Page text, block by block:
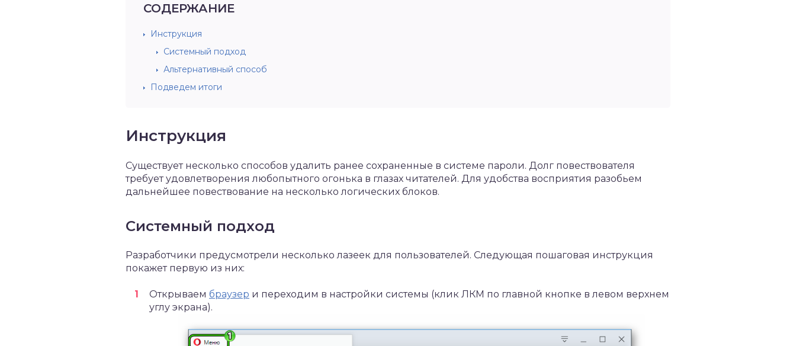
СОДЕРЖАНИЕ
Инструкция
Системный подход
Альтернативный способ
Подведем итоги
Инструкция
Существует несколько способов удалить ранее сохраненные в системе пароли. Долг повествователя
требует удовлетворения любопытного огонька в глазах читателей. Для удобства восприятия разобьем
дальнейшее повествование на несколько логических блоков.
Системный подход
Разработчики предусмотрели несколько лазеек для пользователей. Следующая пошаговая инструкция
покажет первую из них:
Открываем браузер и переходим в настройки системы (клик ЛКМ по главной кнопке в левом верхнем
углу экрана).